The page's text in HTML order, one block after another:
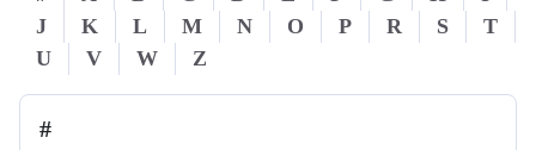
J
K L M N O P R S
T
U
V W Z
#